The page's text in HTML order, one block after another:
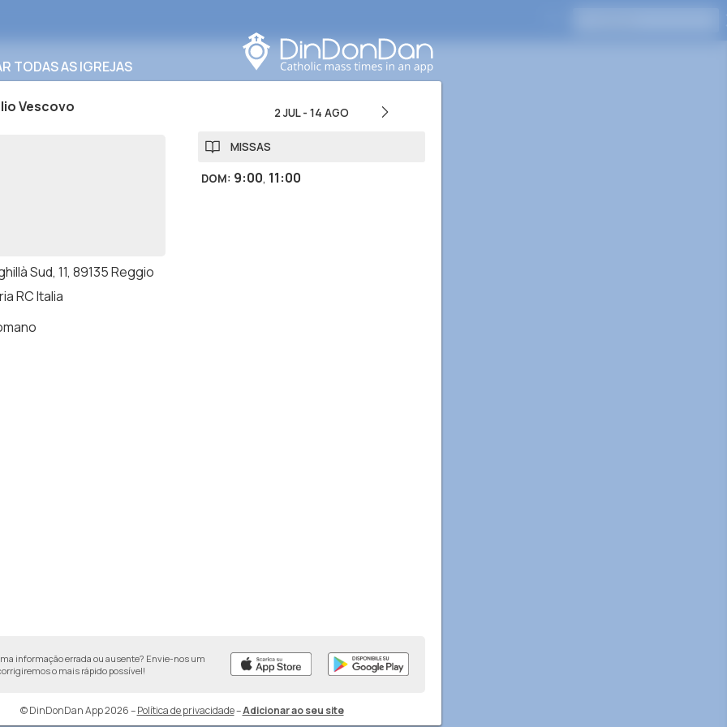
TODAS AS IGREJAS
Vescovo
Sud, 11, 89135 Reggio
RC Italia
2 JUL- 14 AGO
MISSAS
DOM: 9:00, 11:00
informação errada ou ausente? Envie-nos um
o mais rápido possível!
© DinDonDan App 2026– Política de privacidade–Adicionar ao seu site